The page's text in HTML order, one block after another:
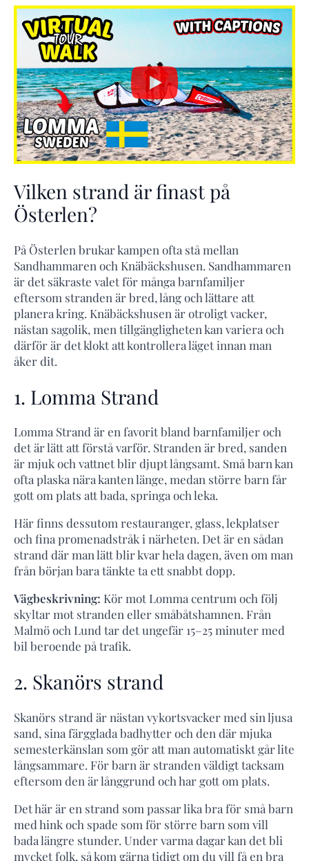
Vilken strand är finast på
Österlen?
På Österlen brukar kampen ofta stå mellan
Sandhammaren och Knäbäckshusen. Sandhammaren
är det säkraste valet för många barnfamiljer
eftersom stranden är bred, lång och lättare att
planera kring. Knäbäckshusen är otroligt vacker,
nästan sagolik, men tillgängligheten kan variera och
därför är det klokt att kontrollera läget innan man
åker dit.
1. Lomma Strand
Lomma Strand är en favorit bland barnfamiljer och
det är lätt att förstå varför. Stranden är bred, sanden
är mjuk och vattnet blir djupt långsamt. Små barn kan
ofta plaska nära kanten länge, medan större barn får
gott om plats att bada, springa och leka.
Här finns dessutom restauranger, glass, lekplatser
och fina promenadstråk i närheten. Det är en sådan
strand där man lätt blir kvar hela dagen, även om man
från början bara tänkte ta ett snabbt dopp.
Vägbeskrivning: Kör mot Lomma centrum och följ
skyltar mot stranden eller småbåtshamnen. Från
Malmö och Lund tar det ungefär 15–25 minuter med
bil beroende på trafik.
2. Skanörs strand
Skanörs strand är nästan vykortsvacker med sin ljusa
sand, sina färgglada badhytter och den där mjuka
semesterkänslan som gör att man automatiskt går lite
långsammare. För barn är stranden väldigt tacksam
eftersom den är långgrund och har gott om plats.
Det här är en strand som passar lika bra för små barn
med hink och spade som för större barn som vill
bada längre stunder. Under varma dagar kan det bli
mycket folk, så kom gärna tidigt om du vill få en bra